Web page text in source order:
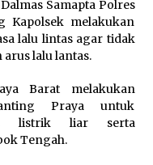
Samapta Polres
Kapolsek melakukan
lalu lintas agar tidak
lalu lantas.
Barat melakukan
Praya untuk
listrik liar serta
Tengah.